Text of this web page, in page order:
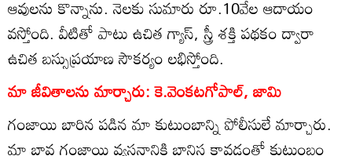
ఆవులను కొన్నాను. నెలకు సుమారు రూ.10వేల ఆదాయం
వస్తోంది. వీటితో పాటు ఉచిత గ్యాస్‌, స్త్రీ శక్తి పథకం ద్వారా
ఉచిత బస్సుప్రయాణ సౌకర్యం లభిస్తోంది.
మా జీవితాలను మార్చారు: కె.వెంకటగోపాల్‌, జామి
గంజాయి బారిన పడిన మా కుటుంబాన్ని పోలీసులే మార్చారు.
మా బావ గంజాయి వ్యసనానికి బానిస కావడంతో కుటుంబం